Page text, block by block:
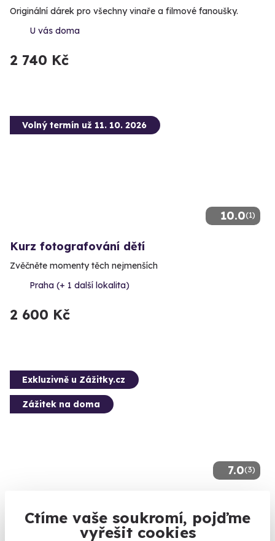
Ctíme vaše soukromí, pojďme
vyřešit cookies
Originální dárek pro všechny vinaře a filmové fanoušky.
U vás doma
2 740 Kč
10.0(1)
Volný termín už 11. 10. 2026
Kurz fotografování dětí
Zvěčněte momenty těch nejmenších
Praha (+ 1 další lokalita)
2 600 Kč
7.0(3)
Exkluzivně u Zážitky.cz
Zážitek na doma
Janek + krabice čokolád a pralinek + lahev
vína, rum a balíček kávy